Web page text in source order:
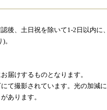
後、土日祝を除いて1-2日以内に
。
届けするものとなります。
にて撮影されています。光の加減
あります。